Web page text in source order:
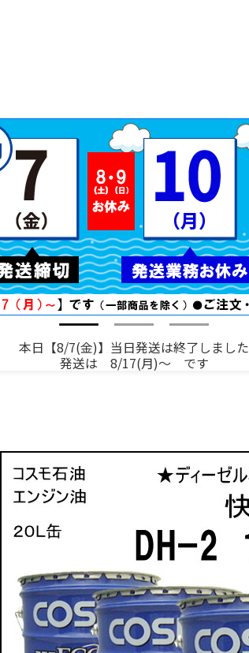
本日【8/7(金)】当日発送は終了しました
発送は 8/17(月)～ です